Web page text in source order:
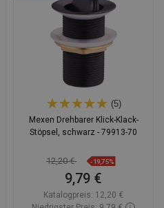
favorite_border Favorit
Vergleichen
(5)
Mexen Drehbarer Klick-Klack-
Stöpsel, schwarz - 79913-70
12,20 € -19,75%
9,79 €
Katalogpreis: 12,20 €